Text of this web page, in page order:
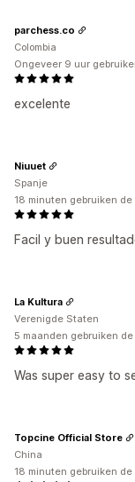
excelente
parchess.co
Colombia
Ongeveer 9 uur
Facil y buen
Niuuet
Spanje
18 minuten gebruiken de
Was super easy to
La Kultura
Verenigde Staten
5 maanden gebruiken de
Topcine Official Store
China
18 minuten gebruiken de